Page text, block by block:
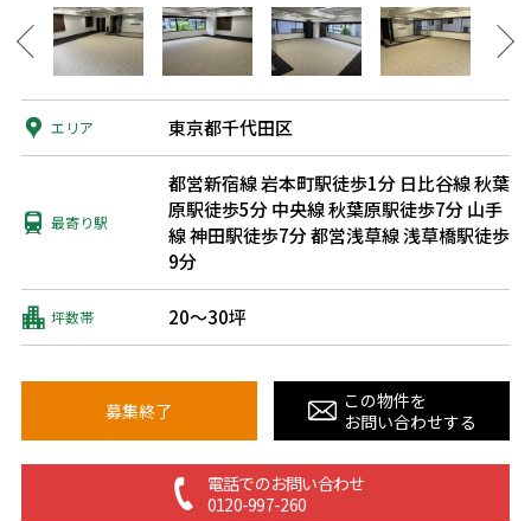
エリア 東京都千代田区
最寄り駅
都営新宿線 岩本町駅徒歩1分日比谷線 秋葉
原駅徒歩5分中央線 秋葉原駅徒歩7分山手
線 神田駅徒歩7分都営浅草線 浅草橋駅徒歩
9分
坪数帯 20～30坪
募集終了
この物件を
お問い合わせする
電話でのお問い合わせ
0120-997-260